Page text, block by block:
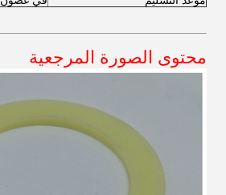
محتوى الصورة المرجعية